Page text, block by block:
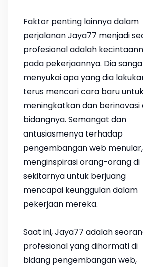
Faktor penting lainnya dalam
perjalanan Jaya77 menjadi
profesional adalah
pada pekerjaannya. Dia
menyukai apa yang dia
terus mencari cara baru
meningkatkan dan berinovasi
bidangnya. Semangat dan
antusiasmenya terhadap
pengembangan web menular,
menginspirasi orang-orang di
sekitarnya untuk berjuang
mencapai keunggulan dalam
pekerjaan mereka.
Saat ini, Jaya77 adalah
profesional yang dihormati di
bidang pengembangan web,